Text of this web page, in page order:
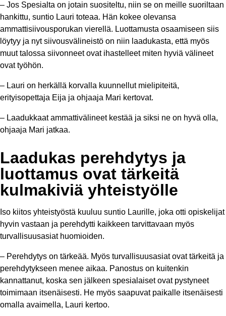
– Jos Spesialta on jotain suositeltu, niin se on meille suoriltaan
hankittu, suntio Lauri toteaa. Hän kokee olevansa
ammattisiivousporukan vierellä. Luottamusta osaamiseen siis
löytyy ja nyt siivousvälineistö on niin laadukasta, että myös
muut talossa siivonneet ovat ihastelleet miten hyviä välineet
ovat työhön.
– Lauri on herkällä korvalla kuunnellut mielipiteitä,
erityisopettaja Eija ja ohjaaja Mari kertovat.
– Laadukkaat ammattivälineet kestää ja siksi ne on hyvä olla,
ohjaaja Mari jatkaa.
Laadukas perehdytys ja
luottamus ovat tärkeitä
kulmakiviä yhteistyölle
Iso kiitos yhteistyöstä kuuluu suntio Laurille, joka otti opiskelijat
hyvin vastaan ja perehdytti kaikkeen tarvittavaan myös
turvallisuusasiat huomioiden.
– Perehdytys on tärkeää. Myös turvallisuusasiat ovat tärkeitä ja
perehdytykseen menee aikaa. Panostus on kuitenkin
kannattanut, koska sen jälkeen spesialaiset ovat pystyneet
toimimaan itsenäisesti. He myös saapuvat paikalle itsenäisesti
omalla avaimella, Lauri kertoo.